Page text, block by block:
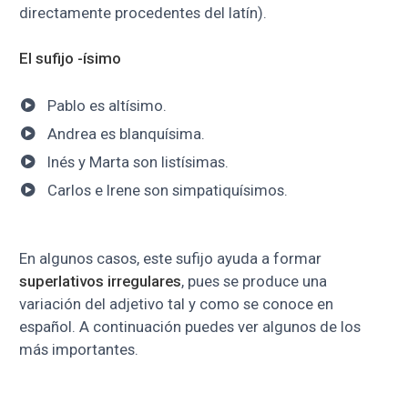
directamente procedentes del latín).
El sufijo -ísimo
Pablo es altísimo.
Andrea es blanquísima.
Inés y Marta son listísimas.
Carlos e Irene son simpatiquísimos.
En algunos casos, este sufijo ayuda a formar
superlativos irregulares, pues se produce una
variación del adjetivo tal y como se conoce en
español. A continuación puedes ver algunos de los
más importantes.